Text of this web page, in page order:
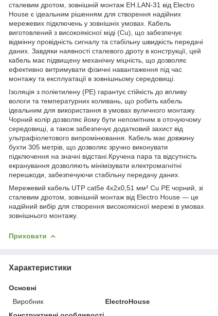
сталевим дротом, зовнішній монтаж EH.LAN-31 від Electro
House є ідеальним рішенням для створення надійних
мережевих підключень у зовнішніх умовах. Кабель
виготовлений з високоякісної міді (Cu), що забезпечує
відмінну провідність сигналу та стабільну швидкість передачі
даних. Завдяки наявності сталевого дроту в конструкції, цей
кабель має підвищену механічну міцність, що дозволяє
ефективно витримувати фізичні навантаження під час
монтажу та експлуатації в зовнішньому середовищі.
Ізоляція з поліетилену (PE) гарантує стійкість до впливу
вологи та температурних коливань, що робить кабель
ідеальним для використання в умовах вуличного монтажу.
Чорний колір дозволяє йому бути непомітним в оточуючому
середовищі, а також забезпечує додатковий захист від
ультрафіолетового випромінювання. Кабель має довжину
бухти 305 метрів, що дозволяє зручно виконувати
підключення на значні відстані.Кручена пара та відсутність
екранування дозволяють мінімізувати електромагнітні
перешкоди, забезпечуючи стабільну передачу даних.
Мережевий кабель UTP cat5e 4х2х0,51 мм² Cu PE чорний, зі
сталевим дротом, зовнішній монтаж від Electro House — це
надійний вибір для створення високоякісної мережі в умовах
зовнішнього монтажу.
Приховати
Характеристики
Основні
Виробник
ElectroHouse